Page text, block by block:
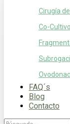
Cirugía
Co-
FAQ´s
Blog
Contacto
Buenas
paciente de
Valle. El 13
en la
2375.
Queremos
recibimos en